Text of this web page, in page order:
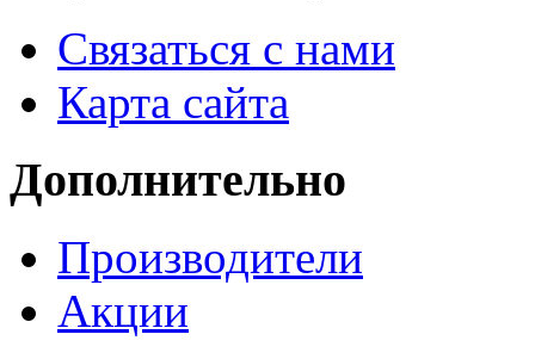
Связаться с нами
Карта сайта
Дополнительно
Производители
Акции